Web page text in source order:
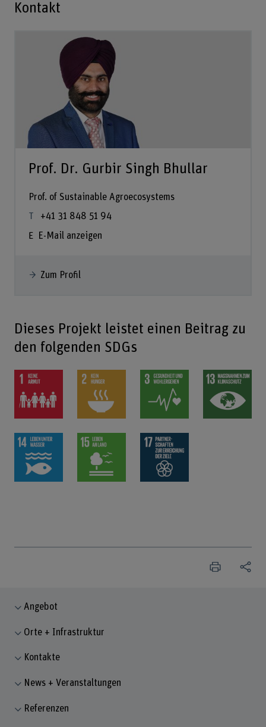
Kontakt
Prof. Dr. Gurbir Singh Bhullar
Prof. of Sustainable Agroecosystems
+41 31 848 51 94
E-Mail anzeigen
Zum Profil
Dieses Projekt leistet einen Beitrag zu
den folgenden SDGs
Angebot
Orte + Infrastruktur
Kontakte
News + Veranstaltungen
Referenzen